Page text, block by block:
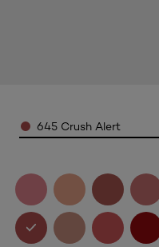
Color645 Crush Alert